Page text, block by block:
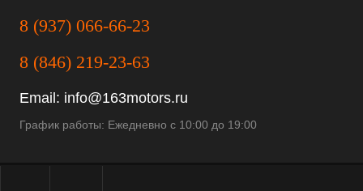
8 (937) 066-66-23
8 (846) 219-23-63
Email: info@163motors.ru
График работы: Ежедневно с 10:00 до 19:00